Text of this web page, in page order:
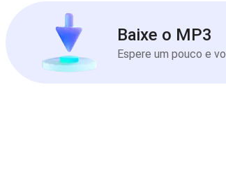
Baixe o MP3
Espere um pouco e